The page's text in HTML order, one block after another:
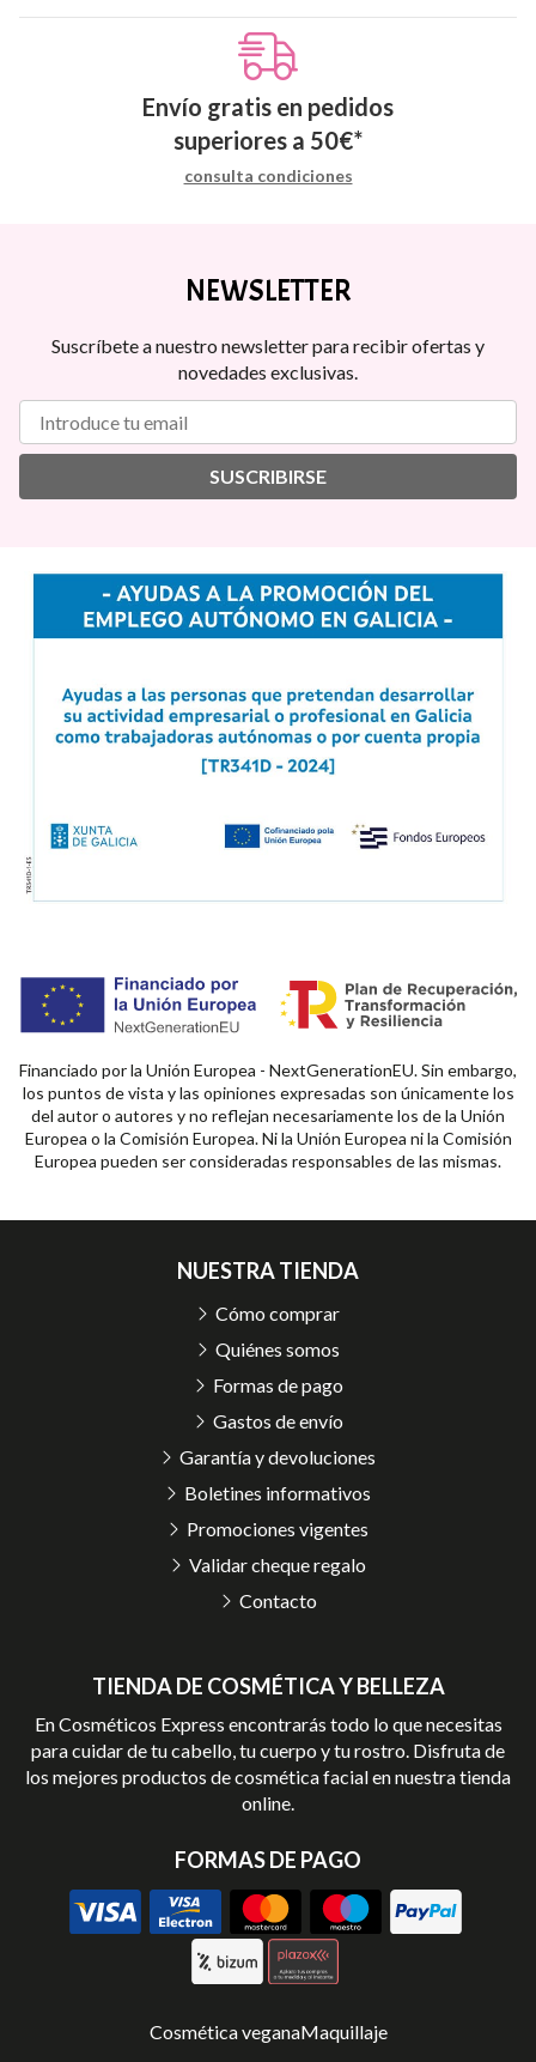
Envío gratis en pedidos
superiores a 50€*
consulta condiciones
NEWSLETTER
Suscríbete a nuestro newsletter para recibir ofertas y
novedades exclusivas.
SUSCRIBIRSE
Financiado por la Unión Europea - NextGenerationEU. Sin embargo,
los puntos de vista y las opiniones expresadas son únicamente los
del autor o autores y no reflejan necesariamente los de la Unión
Europea o la Comisión Europea. Ni la Unión Europea ni la Comisión
Europea pueden ser consideradas responsables de las mismas.
TIENDA DE COSMÉTICA Y BELLEZA
En Cosméticos Express encontrarás todo lo que necesitas
para cuidar de tu cabello, tu cuerpo y tu rostro. Disfruta de
los mejores productos de cosmética facial en nuestra tienda
online.
FORMAS DE PAGO
NUESTRA TIENDA
Cómo comprar
Quiénes somos
Formas de pago
Gastos de envío
Garantía y devoluciones
Boletines informativos
Promociones vigentes
Validar cheque regalo
Contacto
Cosmética veganaMaquillaje